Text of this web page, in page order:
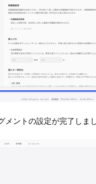
メントの設定が完了しまし